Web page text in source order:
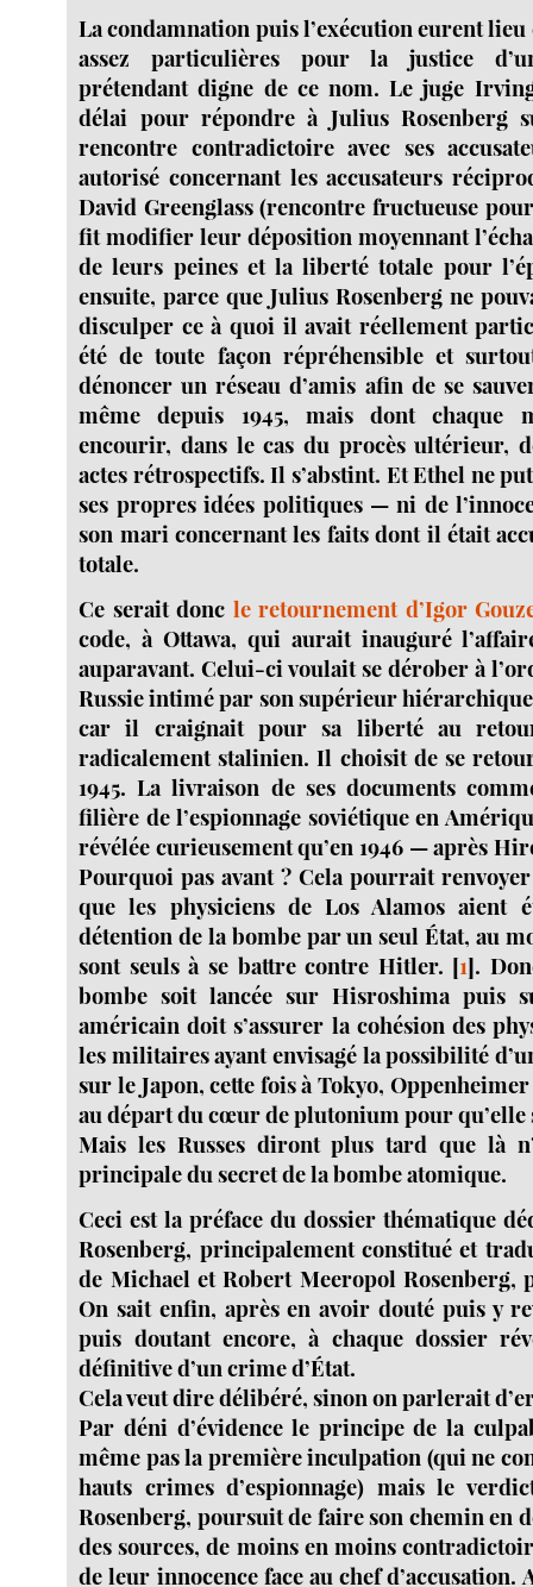
La condamnation puis l’exécution eurent
assez particulières pour la justice
prétendant digne de ce nom. Le juge
délai pour répondre à Julius Rosenberg
rencontre contradictoire avec ses
autorisé concernant les accusateurs
David Greenglass (rencontre fructueuse
fit modifier leur déposition moyennant
de leurs peines et la liberté totale pour
ensuite, parce que Julius Rosenberg ne
disculper ce à quoi il avait réellement
été de toute façon répréhensible et
dénoncer un réseau d’amis afin de se
même depuis 1945, mais dont chaque
encourir, dans le cas du procès ultérieur,
actes rétrospectifs. Il s’abstint. Et Ethel ne
ses propres idées politiques — ni de
son mari concernant les faits dont il était
totale.
Ce serait donc le retournement d’Igor
code, à Ottawa, qui aurait inauguré
auparavant. Celui-ci voulait se dérober à
Russie intimé par son supérieur
car il craignait pour sa liberté au
radicalement stalinien. Il choisit de se
1945. La livraison de ses documents
filière de l’espionnage soviétique en
révélée curieusement qu’en 1946 — après
Pourquoi pas avant ? Cela pourrait
que les physiciens de Los Alamos aient
détention de la bombe par un seul État, au
sont seuls à se battre contre Hitler. [1].
bombe soit lancée sur Hisroshima puis
américain doit s’assurer la cohésion des
les militaires ayant envisagé la possibilité
sur le Japon, cette fois à Tokyo,
au départ du cœur de plutonium pour qu’elle
Mais les Russes diront plus tard que là
principale du secret de la bombe atomique.
Ceci est la préface du dossier thématique
Rosenberg, principalement constitué et
de Michael et Robert Meeropol Rosenberg,
On sait enfin, après en avoir douté puis y
puis doutant encore, à chaque dossier
définitive d’un crime d’État.
Cela veut dire délibéré, sinon on parlerait
Par déni d’évidence le principe de la
même pas la première inculpation (qui ne
hauts crimes d’espionnage) mais le
Rosenberg, poursuit de faire son chemin en
des sources, de moins en moins
de leur innocence face au chef d’accusation.